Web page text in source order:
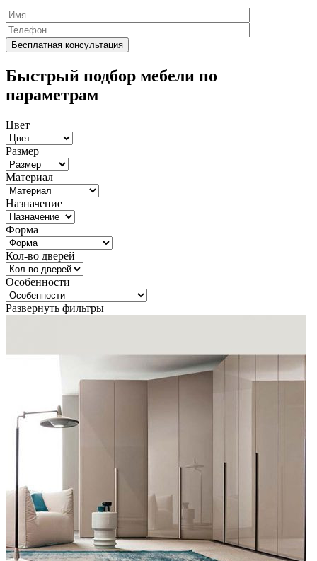
Быстрый подбор мебели по
параметрам
Цвет
Размер
Материал
Назначение
Форма
Кол-во дверей
Особенности
Развернуть фильтры